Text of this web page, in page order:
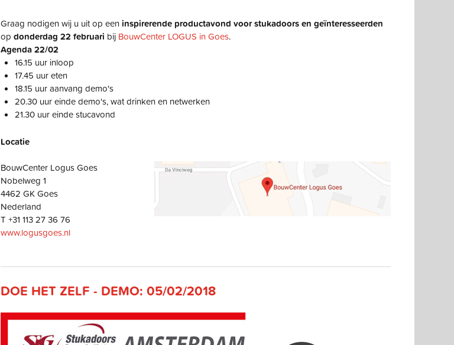
Graag nodigen wij u uit op eeninspirerende productavond voor stukadoors en geïnteresseerden
op donderdag 22 februari bij BouwCenter LOGUS in Goes.
Agenda 22/02
16.15 uur inloop
17.45 uur eten
18.15 uur aanvang demo's
20.30 uur einde demo's, wat drinken en netwerken
21.30 uur einde stucavond
Locatie
BouwCenter Logus Goes
Nobelweg 1
4462 GK Goes
Nederland
T +31 113 27 36 76
www.logusgoes.nl
DOE HET ZELF - DEMO: 05/02/2018